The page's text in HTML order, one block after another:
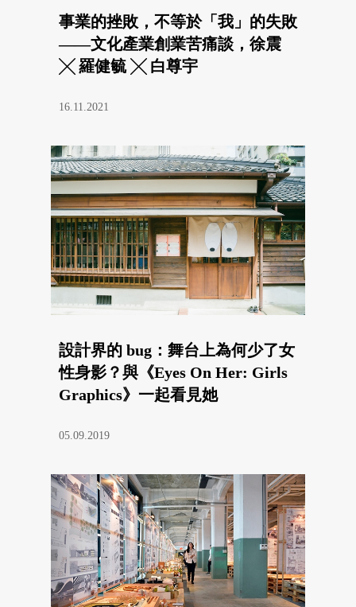
事業的挫敗，不等於「我」的失敗
——文化產業創業苦痛談，徐震
╳ 羅健毓 ╳ 白尊宇
16.11.2021
設計界的 bug：舞台上為何少了女
性身影？與《Eyes On Her: Girls
Graphics》一起看見她
05.09.2019